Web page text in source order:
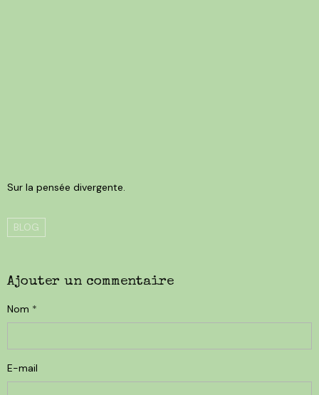
Sur la pensée divergente.
BLOG
Ajouter un commentaire
Nom
E-mail